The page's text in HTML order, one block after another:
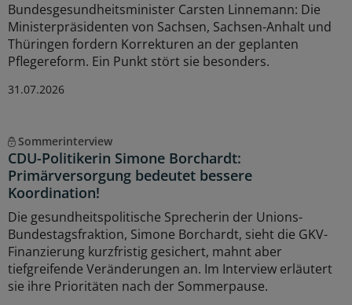
Bundesgesundheitsminister Carsten Linnemann: Die
Ministerpräsidenten von Sachsen, Sachsen-Anhalt und
Thüringen fordern Korrekturen an der geplanten
Pflegereform. Ein Punkt stört sie besonders.
31.07.2026
Sommerinterview
CDU-Politikerin Simone Borchardt:
Primärversorgung bedeutet bessere
Koordination!
Die gesundheitspolitische Sprecherin der Unions-
Bundestagsfraktion, Simone Borchardt, sieht die GKV-
Finanzierung kurzfristig gesichert, mahnt aber
tiefgreifende Veränderungen an. Im Interview erläutert
sie ihre Prioritäten nach der Sommerpause.